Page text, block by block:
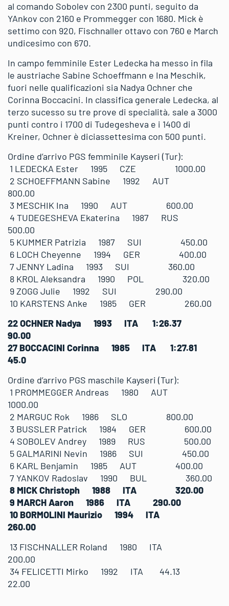
al comando Sobolev con 2300 punti, seguito da
YAnkov con 2160 e Prommegger con 1680. Mick è
settimo con 920, Fischnaller ottavo con 760 e March
undicesimo con 670.
In campo femminile Ester Ledecka ha messo in fila
le austriache Sabine Schoeffmann e Ina Meschik,
fuori nelle qualificazioni sia Nadya Ochner che
Corinna Boccacini. In classifica generale Ledecka, al
terzo sucesso su tre prove di specialità, sale a 3000
punti contro i 1700 di Tudegesheva e i 1400 di
Kreiner, Ochner è diciassettesima con 500 punti.
Ordine d’arrivo PGS femminile Kayseri (Tur):
1 LEDECKA Ester 1995 CZE 1000.00
2 SCHOEFFMANN Sabine 1992 AUT
800.00
3 MESCHIK Ina 1990 AUT 600.00
4 TUDEGESHEVA Ekaterina 1987 RUS
500.00
5 KUMMER Patrizia 1987 SUI 450.00
6 LOCH Cheyenne 1994 GER 400.00
7 JENNY Ladina 1993 SUI 360.00
8 KROL Aleksandra 1990 POL 320.00
9 ZOGG Julie 1992 SUI 290.00
10 KARSTENS Anke 1985 GER 260.00
22 OCHNER Nadya 1993 ITA 1:26.37
90.00
27 BOCCACINI Corinna 1985 ITA 1:27.81
45.0
Ordine d’arrivo PGS maschile Kayseri (Tur):
1 PROMMEGGER Andreas 1980 AUT
1000.00
2 MARGUC Rok 1986 SLO 800.00
3 BUSSLER Patrick 1984 GER 600.00
4 SOBOLEV Andrey 1989 RUS 500.00
5 GALMARINI Nevin 1986 SUI 450.00
6 KARL Benjamin 1985 AUT 400.00
7 YANKOV Radoslav 1990 BUL 360.00
8 MICK Christoph 1988 ITA 320.00
9 MARCH Aaron 1986 ITA 290.00
10 BORMOLINI Maurizio 1994 ITA
260.00
13 FISCHNALLER Roland 1980 ITA
200.00
34 FELICETTI Mirko 1992 ITA 44.13
22.00